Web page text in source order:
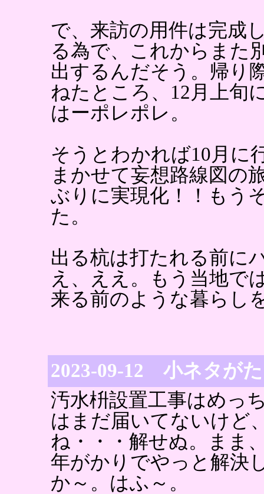
で、来訪の用件は完成
る為で、これからまた
出するんだそう。帰り
ねたところ、12月上旬
はーポレポレ。
そうとわかれば10月に
まかせて妄想路線図の
ぶりに実現化！！もう
た。
出る杭は打たれる前に
え、ええ。もう当地で
来る前のような暮らし
2023-09-12 小ネタが
汚水枡設置工事はめっ
はまだ届いてないけど
ね・・・解せぬ。まま
年がかりでやっと解決
か～。はふ～。